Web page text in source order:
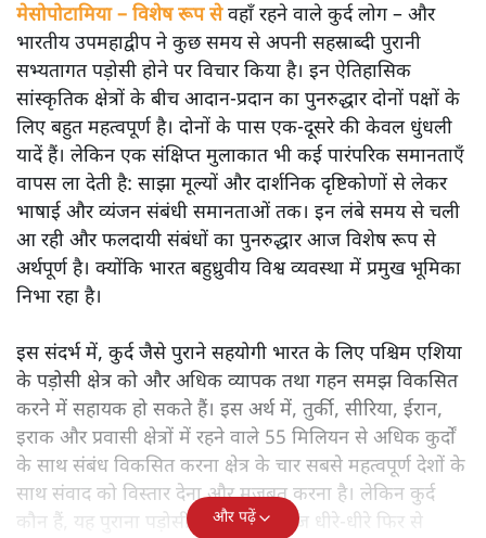
मेसोपोटामिया – विशेष रूप सेवहाँ रहने वाले कुर्द लोग – और
भारतीय उपमहाद्वीप ने कुछ समय से अपनी सहस्राब्दी पुरानी
सभ्यतागत पड़ोसी होने पर विचार किया है। इन ऐतिहासिक
सांस्कृतिक क्षेत्रों के बीच आदान-प्रदान का पुनरुद्धार दोनों पक्षों के
लिए बहुत महत्वपूर्ण है। दोनों के पास एक-दूसरे की केवल धुंधली
यादें हैं। लेकिन एक संक्षिप्त मुलाकात भी कई पारंपरिक समानताएँ
वापस ला देती है: साझा मूल्यों और दार्शनिक दृष्टिकोणों से लेकर
भाषाई और व्यंजन संबंधी समानताओं तक। इन लंबे समय से चली
आ रही और फलदायी संबंधों का पुनरुद्धार आज विशेष रूप से
अर्थपूर्ण है। क्योंकि भारत बहुध्रुवीय विश्व व्यवस्था में प्रमुख भूमिका
निभा रहा है।
इस संदर्भ में, कुर्द जैसे पुराने सहयोगी भारत के लिए पश्चिम एशिया
के पड़ोसी क्षेत्र को और अधिक व्यापक तथा गहन समझ विकसित
करने में सहायक हो सकते हैं। इस अर्थ में, तुर्की, सीरिया, ईरान,
इराक और प्रवासी क्षेत्रों में रहने वाले 55 मिलियन से अधिक कुर्दों
के साथ संबंध विकसित करना क्षेत्र के चार सबसे महत्वपूर्ण देशों के
साथ संवाद को विस्तार देना और मजबूत करना है। लेकिन कुर्द
कौन हैं, यह पुराना पड़ोसी जिसे भारत आज धीरे-धीरे फिर से
और पढ़ें